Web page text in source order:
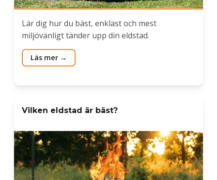
Lär dig hur du bäst, enklast och mest
miljövänligt tänder upp din eldstad.
Läs mer
Vilken eldstad är bäst?